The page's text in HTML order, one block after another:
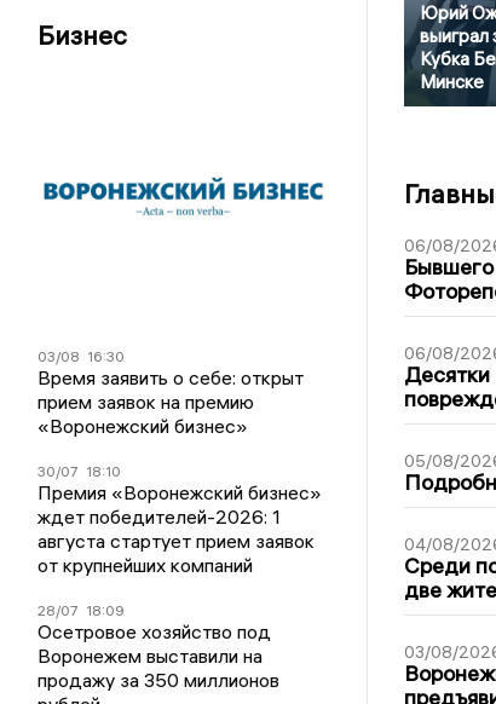
Бизнес
03/08 16:30
Время заявить о себе: открыт
прием заявок на премию
«Воронежский бизнес»
30/07 18:10
Премия «Воронежский бизнес»
ждет победителей-2026: 1
августа стартует прием заявок
от крупнейших компаний
28/07 18:09
Осетровое хозяйство под
Воронежем выставили на
продажу за 350 миллионов
Юрий
выиграл
Кубка
Минске
06/08/
06/08/
05/08/
04/08/
Среди
две
03/08/